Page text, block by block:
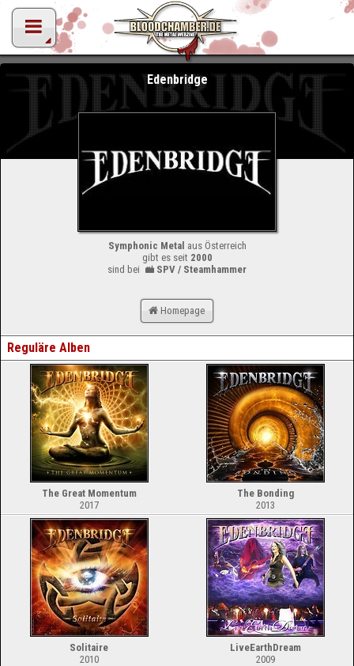
Edenbridge
Symphonic Metal aus Österreich
gibt es seit 2000
sind bei
SPV / Steamhammer
Homepage
Reguläre Alben
The Great Momentum
2017
The Bonding
2013
Solitaire
2010
LiveEarthDream
2009